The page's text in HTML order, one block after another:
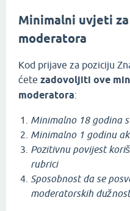
Minimalni uvjeti
moderatora
Kod prijave za poziciju
ćete zadovoljiti ove
moderatora:
Minimalno 18 godina
Minimalno 1 godinu
Pozitivnu povijest
rubrici
Sposobnost da se
moderatorskih